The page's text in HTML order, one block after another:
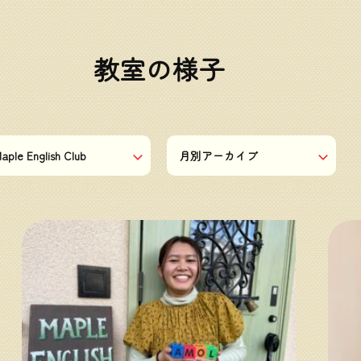
教室の様子